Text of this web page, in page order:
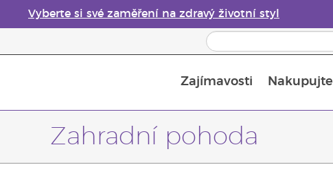
Vyberte si své zaměření na zdravý životní styl
Zajímavosti Nakupujte
Zahradní pohoda